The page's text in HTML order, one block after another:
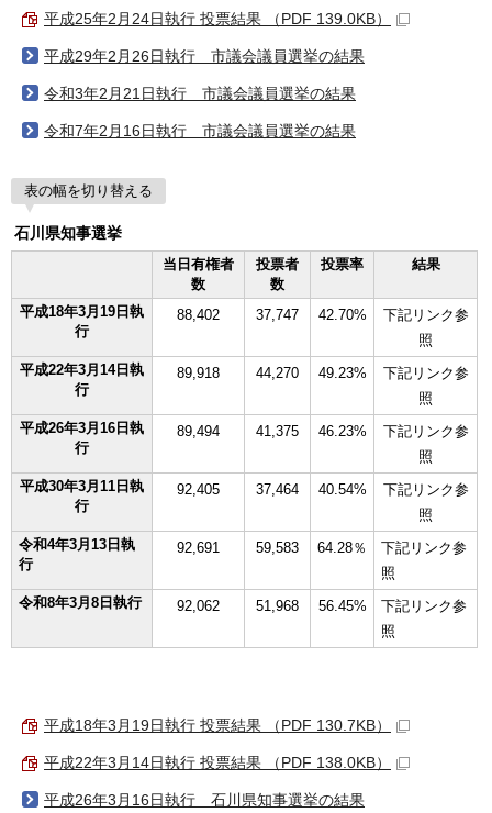
平成25年2月24日執行 投票結果 （PDF 139.0KB）
平成29年2月26日執行 市議会議員選挙の結果
令和3年2月21日執行 市議会議員選挙の結果
令和7年2月16日執行 市議会議員選挙の結果
表の幅を切り替える
石川県知事選挙
当日有権者
数
投票者
数
投票率 結果
平成18年3月19日執
行
88,402 37,747 42.70%
下記リンク参
照
平成22年3月14日執
行
89,918 44,270 49.23%
下記リンク参
照
平成26年3月16日執
行
89,494 41,375 46.23%
下記リンク参
照
平成30年3月11日執
行
92,405 37,464 40.54%
下記リンク参
照
令和4年3月13日執
行
92,691 59,583 64.28％
下記リンク参
照
令和8年3月8日執行
92,062 51,968 56.45%
下記リンク参
照
平成18年3月19日執行 投票結果 （PDF 130.7KB）
平成22年3月14日執行 投票結果 （PDF 138.0KB）
平成26年3月16日執行 石川県知事選挙の結果